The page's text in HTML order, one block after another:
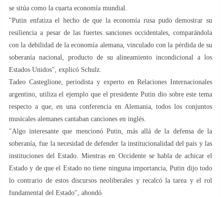
se sitúa como la cuarta economía mundial.
"Putin enfatiza el hecho de que la economía rusa pudo demostrar su
resiliencia a pesar de las fuertes sanciones occidentales, comparándola
con la debilidad de la economía alemana, vinculado con la pérdida de su
soberanía nacional, producto de su alineamiento incondicional a los
Estados Unidos", explicó Schulz.
Tadeo Casteglione, periodista y experto en Relaciones Internacionales
argentino, utiliza el ejemplo que el presidente Putin dio sobre este tema
respecto a que, en una conferencia en Alemania, todos los conjuntos
musicales alemanes cantaban canciones en inglés.
"Algo interesante que mencionó Putin, más allá de la defensa de la
soberanía, fue la necesidad de defender la institucionalidad del país y las
instituciones del Estado. Mientras en Occidente se habla de achicar el
Estado y de que el Estado no tiene ninguna importancia, Putin dijo todo
lo contrario de estos discursos neoliberales y recalcó la tarea y el rol
fundamental del Estado", ahondó.